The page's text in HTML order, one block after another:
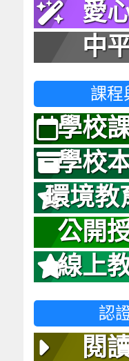
愛
中
課程
學校
學校
環境教
公開
線上
認
閱